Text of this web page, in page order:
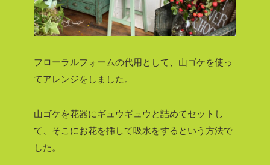
フローラルフォームの代用として、山ゴケを使っ
てアレンジをしました。
山ゴケを花器にギュウギュウと詰めてセットし
て、そこにお花を挿して吸水をするという方法で
した。